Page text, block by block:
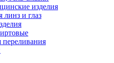
изделия
линз и глаз